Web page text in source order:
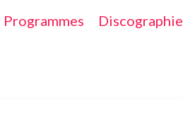
Programmes Discographie